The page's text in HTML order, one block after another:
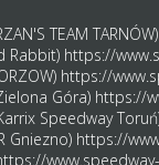
TEAM TARNÓW)
Rabbit) https://
https://
Góra) https://
Speedway
Gniezno) https://